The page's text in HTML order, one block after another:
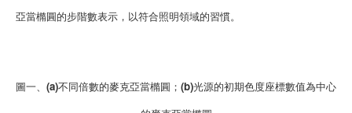
亞當橢圓的步階數表示，以符合照明領域的習慣。
圖一、(a)不同倍數的麥克亞當橢圓；(b)光源的初期色度座標數值為中心